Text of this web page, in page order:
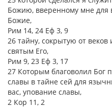
Божию, вверенному мне для
Божие,
Рим 14, 24 Еф 3, 9
26 тайну, сокрытую от
святым Его,
Рим 9, 23 Еф 3, 17
27 Которым благоволил Бог
славы в тайне сей для
вас, упование славы,
2 Кор 11, 2